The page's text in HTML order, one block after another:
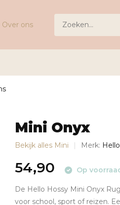
Over ons
Mini Onyx
Bekijk alles Mini Merk:
54,90 Op
De Hello Hossy Mini Onyx
voor school, sport of reizen.